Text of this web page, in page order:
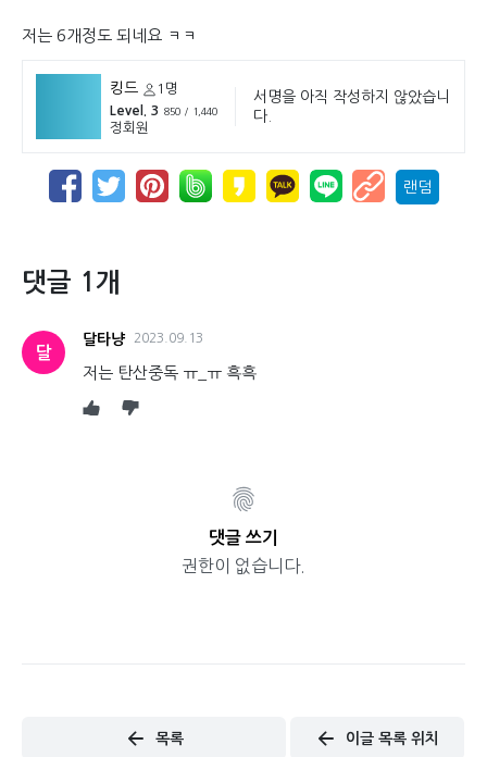
저는 6개정도 되네요 ㅋㅋ
킹드
1명
Level. 3
850 / 1,440
정회원
서명을 아직 작성하지 않았습니
다.
랜덤
댓글 1개
달
달타냥 2023.09.13
저는 탄산중독 ㅠ_ㅠ 흑흑
댓글 쓰기
권한이 없습니다.
목록 이글 목록 위치